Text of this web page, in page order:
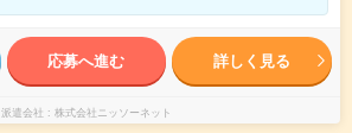
応募へ進む 詳しく見る
派遣会社 株式会社ニッソーネット